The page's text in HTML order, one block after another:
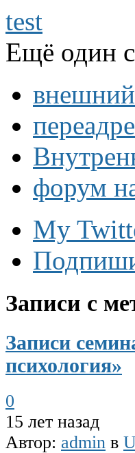
test
Ещё один
форум
My
Записи с
Записи
психология»
0
15 лет назад
Автор: admin в